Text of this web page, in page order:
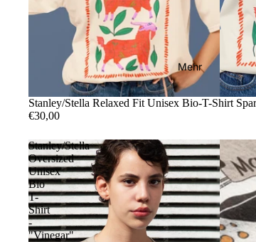
Mehr
Stanley/Stella Relaxed Fit Unisex Bio-T-Shirt
€30,00
Stanley/Stella
Oversized
Unisex
Bio
T-
Shirt
-
"Vinegar"